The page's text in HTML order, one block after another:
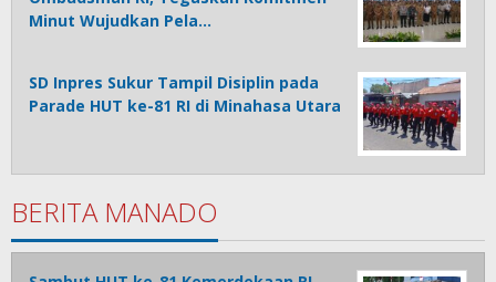
Minut Wujudkan Pela…
SD Inpres Sukur Tampil Disiplin pada
Parade HUT ke-81 RI di Minahasa Utara
BERITA MANADO